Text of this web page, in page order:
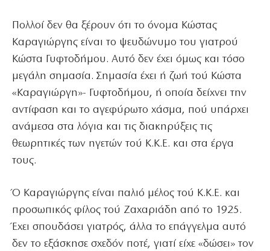
Πολλοί δεν θα ξέρουν ότι το όνομα Κώστας
Καραγιώργης είναι το ψευδώνυμο του γιατρού
Κώστα Γυφτοδήμου. Αυτό δεν έχει όμως και τόσο
μεγάλη σημασία. Σημασία έχει ή ζωή τού Κώστα
«Καραγιώργη»- Γυφτοδήμου, ή οποία δείχνει την
αντίφαση και το αγεφύρωτο χάσμα, πού υπάρχει
ανάμεσα στα λόγια και τις διακηρύξεις τις
θεωρητικές των ηγετών τού Κ.Κ.Ε. και στα έργα
τους.
Ό Καραγιώργης είναι παλιό μέλος τού Κ.Κ.Ε. και
προσωπικός φίλος τού Ζαχαριάδη από το 1925.
Έχει σπουδάσει γιατρός, άλλα το επάγγελμα αυτό
δεν το εξάσκησε σχεδόν ποτέ, γιατί είχε «δώσει» τον